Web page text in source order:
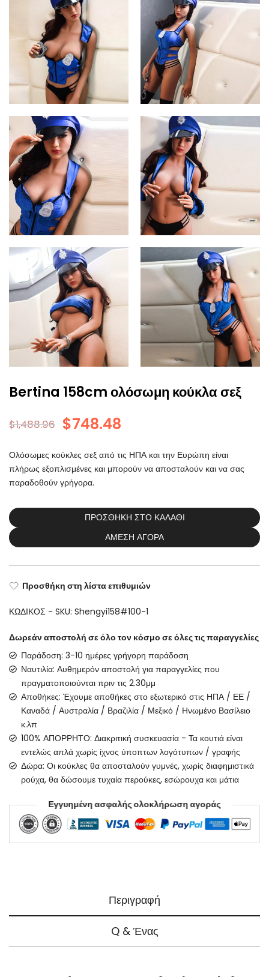
Bertina 158cm ολόσωμη κούκλα σεξ
$1,488.96 $748.48
Ολόσωμες κούκλες σεξ από τις ΗΠΑ και την Ευρώπη είναι
πλήρως εξοπλισμένες και μπορούν να αποσταλούν και να σας
παραδοθούν γρήγορα.
ΠΡΟΣΘΉΚΗ ΣΤΟ ΚΑΛΆΘΙ
ΆΜΕΣΗ ΑΓΟΡΆ
Προσθήκη στη λίστα επιθυμιών
ΚΩΔΙΚΌΣ - SKU: Shengyi158#100-1
Δωρεάν αποστολή σε όλο τον κόσμο σε όλες τις παραγγελίες
Παράδοση: 3-10 ημέρες γρήγορη παράδοση
Ναυτιλία: Αυθημερόν αποστολή για παραγγελίες που
πραγματοποιούνται πριν τις 2.30μμ
Αποθήκες: Έχουμε αποθήκες στο εξωτερικό στις ΗΠΑ / ΕΕ /
Καναδά / Αυστραλία / Βραζιλία / Μεξικό / Ηνωμένο Βασίλειο
κ.λπ
100% ΑΠΟΡΡΗΤΟ: Διακριτική συσκευασία - Τα κουτιά είναι
εντελώς απλά χωρίς ίχνος ύποπτων λογότυπων / γραφής
Δώρα: Οι κούκλες θα αποσταλούν γυμνές, χωρίς διαφημιστικά
ρούχα, θα δώσουμε τυχαία περούκες, εσώρουχα και μάτια
Εγγυημένη ασφαλής ολοκλήρωση αγοράς
Περιγραφή
Q & Ένας